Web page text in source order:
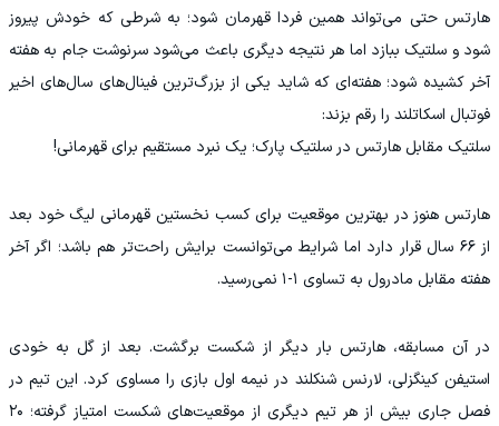
هارتس حتی می‌تواند همین فردا قهرمان شود؛ به شرطی که خودش پیروز
شود و سلتیک ببازد اما هر نتیجه دیگری باعث می‌شود سرنوشت جام به هفته
آخر کشیده شود؛ هفته‌ای که شاید یکی از بزرگ‌ترین فینال‌های سال‌های اخیر
فوتبال اسکاتلند را رقم بزند:
سلتیک مقابل هارتس در سلتیک پارک؛ یک نبرد مستقیم برای قهرمانی!
هارتس هنوز در بهترین موقعیت برای کسب نخستین قهرمانی لیگ خود بعد
از ۶۶ سال قرار دارد اما شرایط می‌توانست برایش راحت‌تر هم باشد؛ اگر آخر
هفته مقابل مادرول به تساوی ۱-۱ نمی‌رسید.
در آن مسابقه، هارتس بار دیگر از شکست برگشت. بعد از گل به خودی
استیفن کینگزلی، لارنس شنکلند در نیمه اول بازی را مساوی کرد. این تیم در
فصل جاری بیش از هر تیم دیگری از موقعیت‌های شکست امتیاز گرفته؛ ۲۰